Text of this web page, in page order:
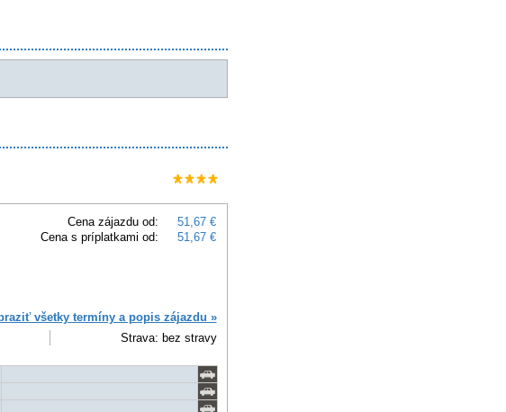
Cena zájazdu od:
51,67 €
Cena s príplatkami od:
51,67 €
všetky termíny a popis zájazdu »
Strava: bez stravy